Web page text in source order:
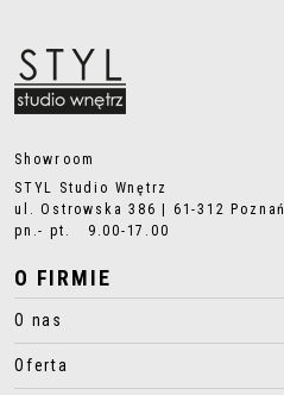
Showroom
STYL Studio Wnętrz
ul. Ostrowska 386 | 61-312 Poznań
pn.- pt. 9.00-17.00
O FIRMIE
O nas
Oferta